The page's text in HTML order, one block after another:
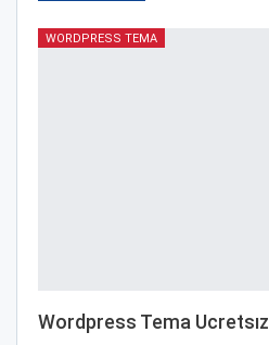
WORDPRESS TEMA
Wordpress Tema Ucretsız